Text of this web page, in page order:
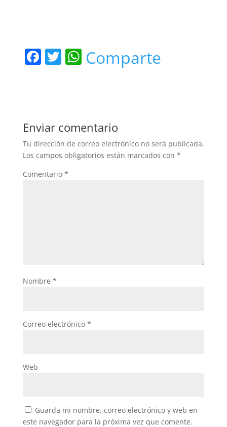
F
b
o
o
k
T W
A
p
p
Comparte
Enviar comentario
Tu dirección de correo electrónico no será publicada.
Los campos obligatorios están marcados con *
Comentario *
Nombre *
Correo electrónico *
Web
Guarda mi nombre, correo electrónico y web en
este navegador para la próxima vez que comente.